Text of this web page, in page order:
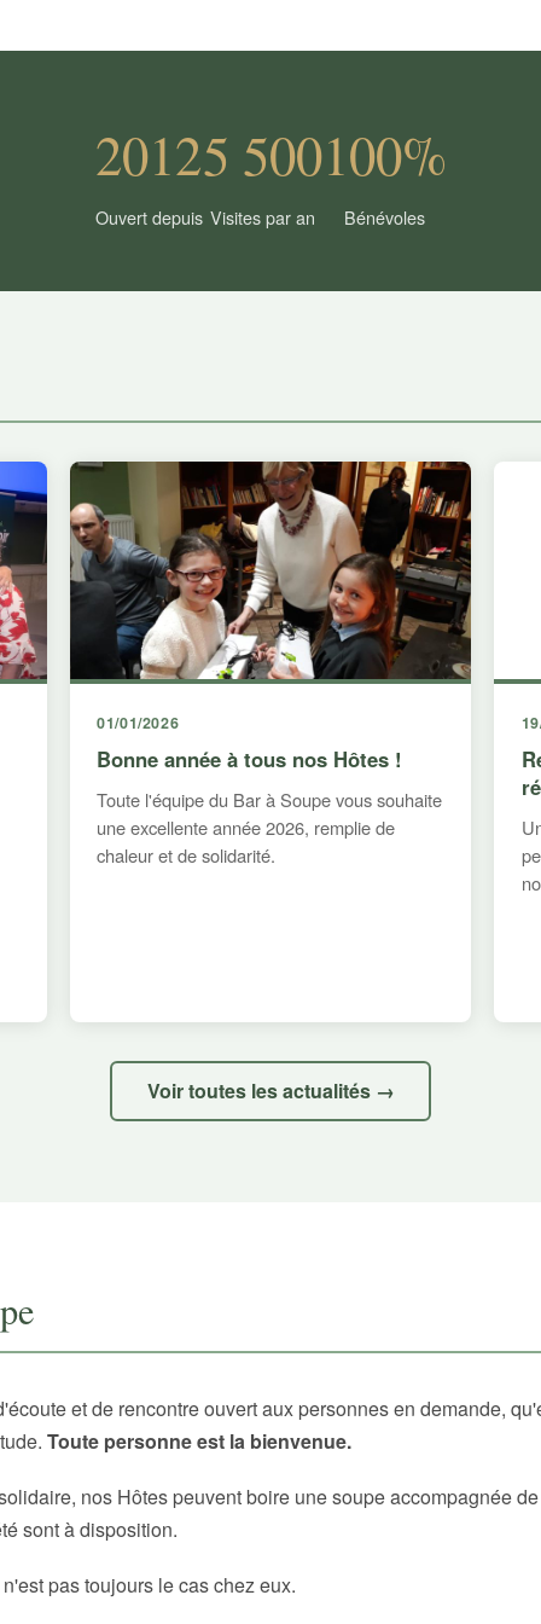
2012
Ouvert depuis
5 500
Visites par an
100%
Bénévoles
01/01/2026
Bonne année à tous nos Hôtes !
Toute l'équipe du Bar à Soupe vous souhaite
une excellente année 2026, remplie de
chaleur et de solidarité.
Voir toutes les actualités →
et de rencontre ouvert aux personnes en demande,
Toute personne est la bienvenue.
nos Hôtes peuvent boire une soupe accompagnée
sont à disposition.
pas toujours le cas chez eux.